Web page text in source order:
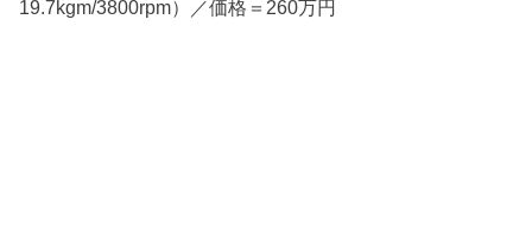
19.7kgm/3800rpm）／価格＝260万円